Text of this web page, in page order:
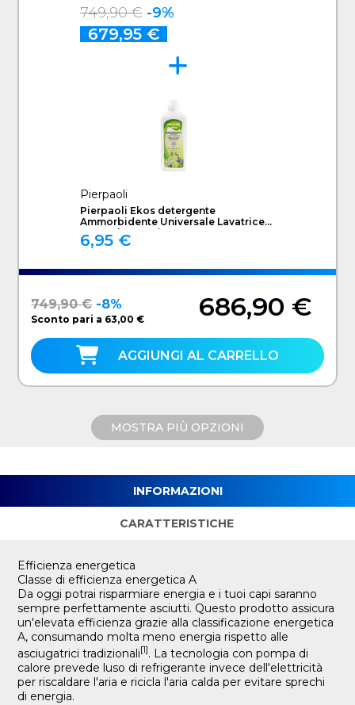
749,90 € -9%
679,95 €
Pierpaoli
Pierpaoli Ekos detergente
Ammorbidente Universale Lavatrice
1000 ml Lavanda
6,95 €
749,90 € -8%
Sconto pari a 63,00 € 686,90 €
AGGIUNGI AL CARRELLO
MOSTRA PIÙ OPZIONI
INFORMAZIONI
CARATTERISTICHE
Efficienza energetica
Classe di efficienza energetica A
Da oggi potrai risparmiare energia e i tuoi capi saranno
sempre perfettamente asciutti. Questo prodotto assicura
un'elevata efficienza grazie alla classificazione energetica
A, consumando molta meno energia rispetto alle
asciugatrici tradizionali[1]. La tecnologia con pompa di
calore prevede luso di refrigerante invece dell'elettricità
per riscaldare l'aria e ricicla l'aria calda per evitare sprechi
di energia.